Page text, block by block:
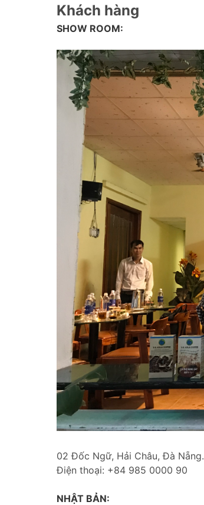
Khách hàng
SHOW ROOM:
02 Đốc Ngữ, Hải Châu, Đà Nẵng.
Điện thoại: +84 985 0000 90
NHẬT BẢN: